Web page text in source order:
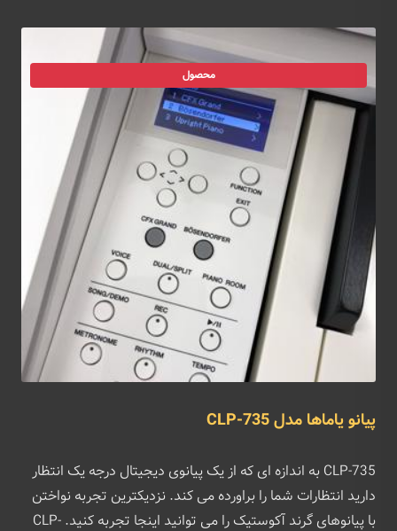
محصول
پیانو یاماها مدل CLP-735
CLP-735 به اندازه ای که از یک پیانوی دیجیتال درجه یک انتظار
دارید انتظارات شما را براورده می کند. نزدیکترین تجربه نواختن
با پیانوهای گرند آکوستیک را می توانید اینجا تجربه کنید. CLP-